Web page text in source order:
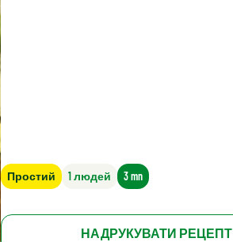
Простий 1 людей 3 mn
НАДРУКУВАТИ РЕЦЕПТ